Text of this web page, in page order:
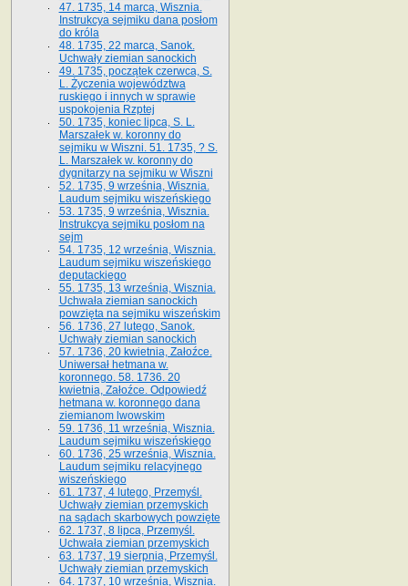
47. 1735, 14 marca, Wisznia.
Instrukcya sejmiku dana posłom
do króla
48. 1735, 22 marca, Sanok.
Uchwały ziemian sanockich
49. 1735, początek czerwca, S.
L. Życzenia województwa
ruskiego i innych w sprawie
uspokojenia Rzptej
50. 1735, koniec lipca, S. L.
Marszałek w. koronny do
sejmiku w Wiszni. 51. 1735, ? S.
L. Marszałek w. koronny do
dygnitarzy na sejmiku w Wiszni
52. 1735, 9 września, Wisznia.
Laudum sejmiku wiszeńskiego
53. 1735, 9 września, Wisznia.
Instrukcya sejmiku posłom na
sejm
54. 1735, 12 września, Wisznia.
Laudum sejmiku wiszeńskiego
deputackiego
55. 1735, 13 września, Wisznia.
Uchwała ziemian sanockich
powzięta na sejmiku wiszeńskim
56. 1736, 27 lutego, Sanok.
Uchwały ziemian sanockich
57. 1736, 20 kwietnia, Załoźce.
Uniwersał hetmana w.
koronnego. 58. 1736. 20
kwietnia, Załoźce. Odpowiedź
hetmana w. koronnego dana
ziemianom lwowskim
59. 1736, 11 września, Wisznia.
Laudum sejmiku wiszeńskiego
60. 1736, 25 września, Wisznia.
Laudum sejmiku relacyjnego
wiszeńskiego
61. 1737, 4 lutego, Przemyśl.
Uchwały ziemian przemyskich
na sądach skarbowych powzięte
62. 1737, 8 lipca, Przemyśl.
Uchwała ziemian przemyskich
63. 1737, 19 sierpnia, Przemyśl.
Uchwały ziemian przemyskich
64. 1737, 10 września, Wisznia.